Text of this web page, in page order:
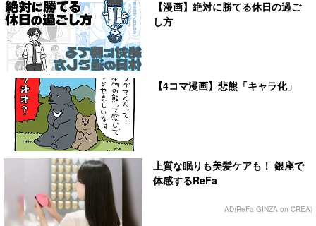
【漫画】絶対に勝てる休日の過ご
し方
【4コマ漫画】悲熊「キャラ化」
上質な眠りも美髪ケアも！ 銀座で
体感するReFa
AD(ReFa GINZA on CREA)